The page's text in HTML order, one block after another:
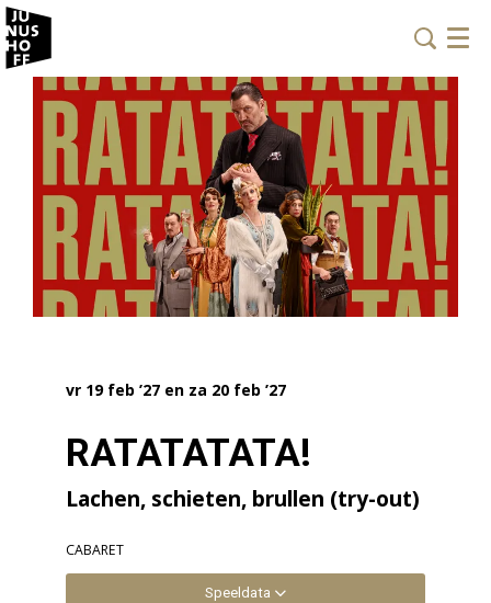
Menu
RATATATATA!
Lachen, schieten, brullen (try-out)
vr 19 feb ’27 en za 20 feb ’27
CABARET
Speeldata